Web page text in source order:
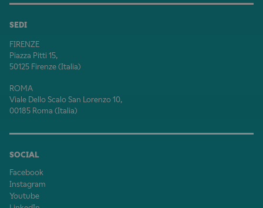
SEDI
FIRENZE
Piazza Pitti 15,
50125 Firenze (Italia)
ROMA
Viale Dello Scalo San Lorenzo 10,
00185 Roma (Italia)
SOCIAL
Facebook
Instagram
Youtube